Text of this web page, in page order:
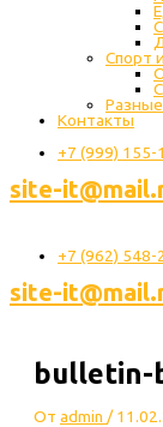
Спорт
Разные
Контакты
+7 (999) 155-
site-
+7 (962) 548-
site-
bulletin-
От admin /